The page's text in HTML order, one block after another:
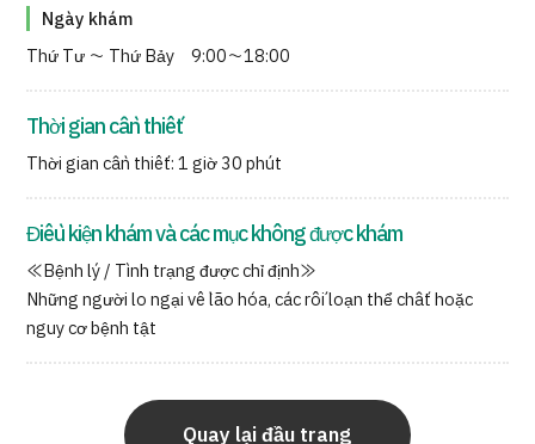
Ngày khám
Thứ Tư ～ Thứ Bảy 9:00～18:00
Thời gian cần thiết
Thời gian cần thiết: 1 giờ 30 phút
Điều kiện khám và các mục không được khám
≪Bệnh lý / Tình trạng được chỉ định≫
Những người lo ngại về lão hóa, các rối loạn thể chất hoặc
nguy cơ bệnh tật
Quay lại đầu trang